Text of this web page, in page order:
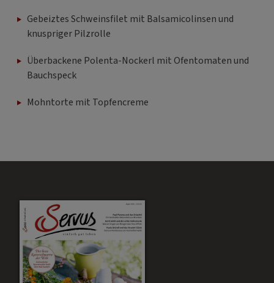
Gebeiztes Schweinsfilet mit Balsamicolinsen und
knuspriger Pilzrolle
Überbackene Polenta-Nockerl mit Ofentomaten und
Bauchspeck
Mohntorte mit Topfencreme